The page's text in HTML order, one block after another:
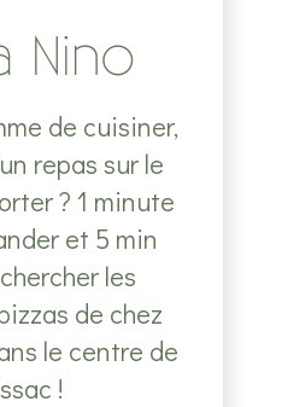
Nino
de cuisiner,
repas sur le
? 1 minute
et 5 min
les
de chez
le centre de
!